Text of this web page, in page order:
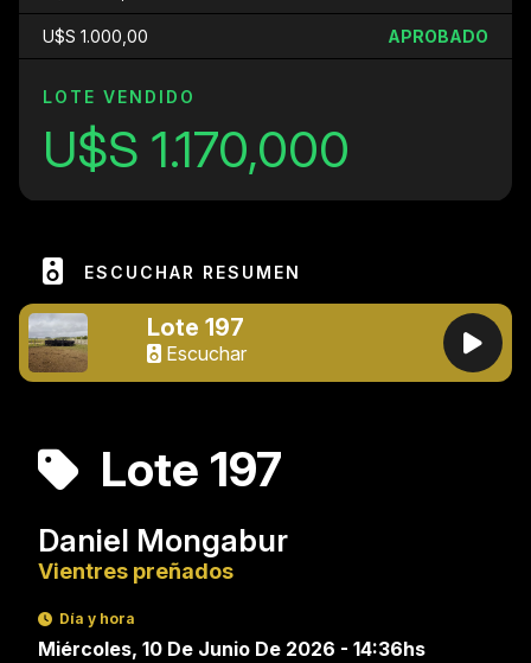
U$S 1.000,00 APROBADO
LOTE VENDIDO
U$S 1.170,000
ESCUCHAR RESUMEN
Lote 197
Escuchar
Lote 197
Daniel Mongabur
Vientres preñados
Día y hora
Miércoles, 10 De Junio De 2026 - 14:36hs